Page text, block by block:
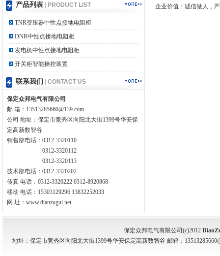
产品列表 PRODUCT LIST
TNR变压器中性点接地电阻柜
DNR中性点接地电阻柜
发电机中性点接地电阻柜
开关柜智能操控装置
联系我们 CONTACT US
保定众邦电气有限公司
邮 箱：13513285660@139.com
公司 地址：保定市竞秀区向阳北大街1399号华安保
定高新数智谷
销售部电话：0312-3320110
0312-3320112
0312-3320113
技术部电话：0312-3320202
传真 电话：0312-3320222 0312-8920868
移动 电话：15303129296 13832252033
网 址：www.dianzugui.net
企业价值：诚信做人，
保定众邦电气有限公司(c)2012
地址：保定市竞秀区向阳北大街1399号华安保定高新数智谷 邮箱：